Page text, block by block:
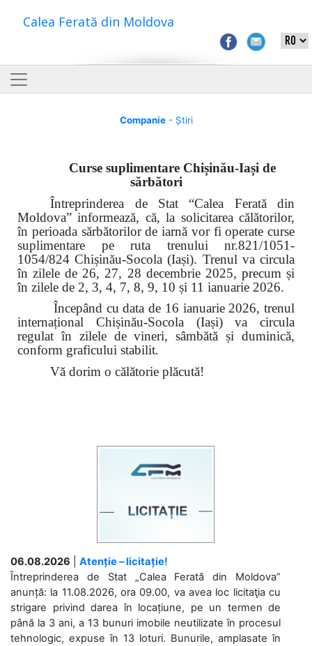
Calea Ferată din Moldova
Companie- Știri
Curse suplimentare Chișinău-Iași de
sărbători
Întreprinderea de Stat “Calea Ferată din
Moldova” informează, că, la solicitarea călătorilor,
în perioada sărbătorilor de iarnă vor fi operate curse
suplimentare pe ruta trenului nr.821/1051-
1054/824 Chișinău-Socola (Iași). Trenul va circula
în zilele de 26, 27, 28 decembrie 2025, precum și
în zilele de 2, 3, 4, 7, 8, 9, 10 și 11 ianuarie 2026.
Începând cu data de 16 ianuarie 2026, trenul
internațional Chișinău-Socola (Iași) va circula
regulat în zilele de vineri, sâmbătă și duminică,
conform graficului stabilit.
Vă dorim o călătorie plăcută!
06.08.2026
Atenție – licitație!
Întreprinderea de Stat „Calea Ferată din Moldova”
anunță: la 11.08.2026, ora 09.00, va avea loc licitaţia cu
strigare privind darea în locațiune, pe un termen de
până la 3 ani, a 13 bunuri imobile neutilizate în procesul
tehnologic, expuse în 13 loturi. Bunurile, amplasate în